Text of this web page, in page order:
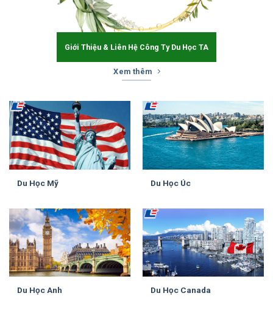
Giới Thiệu & Liên Hệ Công Ty Du Học TA
Xem thêm
Du Học Mỹ Du Học Úc
Du Học Anh Du Học Canada